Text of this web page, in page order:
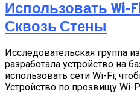
Использовать Wi-
Сквозь Стены
Исследовательская группа
разработала устройство на
использовать сети Wi-Fi,
Устройство по прозвищу Wi-